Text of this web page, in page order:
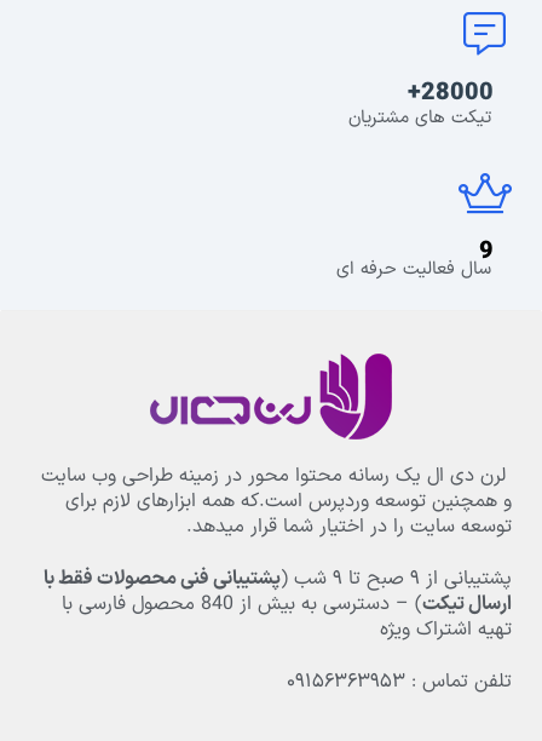
28000+
تیکت های مشتریان
9
سال فعالیت حرفه ای
لرن دی ال یک رسانه محتوا محور در زمینه طراحی وب سایت
و همچنین توسعه وردپرس است.که همه ابزارهای لازم برای
توسعه سایت را در اختیار شما قرار میدهد.
پشتیبانی از ۹ صبح تا ۹ شب (پشتیبانی فنی محصولات فقط با
ارسال تیکت) – دسترسی به بیش از 840 محصول فارسی با
تهیه اشتراک ویژه
تلفن تماس : ۰۹۱۵۶۳۶۳۹۵۳